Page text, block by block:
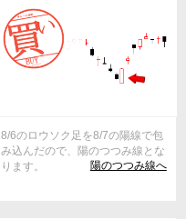
8/6のロウソク足を8/7の陽線で包
み込んだので、陽のつつみ線とな
ります。
陽のつつみ線へ